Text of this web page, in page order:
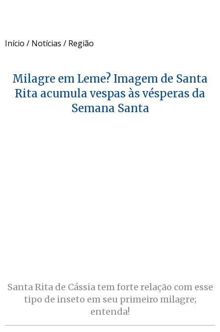
Início / Notícias / Região
Milagre em Leme? Imagem de Santa
Rita acumula vespas às vésperas da
Semana Santa
Santa Rita de Cássia tem forte relação com esse
tipo de inseto em seu primeiro milagre;
entenda!